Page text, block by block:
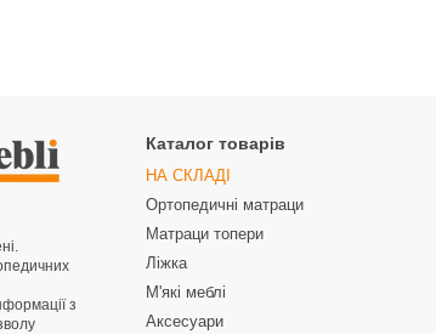
з
Каталог товарів
НА СКЛАДІ
Ортопедичні матраци
Матраци топери
Ліжка
М'які меблі
Аксесуари